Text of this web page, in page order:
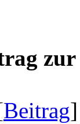
zur
Beitrag